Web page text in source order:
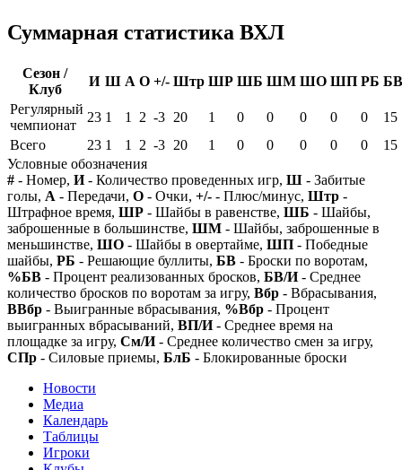
Суммарная статистика ВХЛ
Сезон /
Клуб
И Ш А О +/- Штр ШР ШБ ШМ ШО ШП РБ БВ
Регулярный
чемпионат
23 1 1 2 -3 20 1 0 0 0 0 0
15
Всего
23 1 1 2 -3 20 1 0 0 0 0 0
15
Условные обозначения
# - Номер, И- Количество проведенных игр, Ш - Забитые
голы, А - Передачи, О - Очки, +/- - Плюс/минус, Штр -
Штрафное время, ШР - Шайбы в равенстве, ШБ - Шайбы,
заброшенные в большинстве, ШМ - Шайбы, заброшенные в
меньшинстве, ШО - Шайбы в овертайме, ШП - Победные
шайбы, РБ - Решающие буллиты, БВ - Броски по воротам,
%БВ - Процент реализованных бросков, БВ/И- Среднее
количество бросков по воротам за игру, Вбр - Вбрасывания,
ВВбр - Выигранные вбрасывания, %Вбр - Процент
выигранных вбрасываний, ВП/И- Среднее время на
площадке за игру, См/И- Среднее количество смен за игру,
СПр - Силовые приемы, БлБ - Блокированные броски
Новости
Медиа
Календарь
Таблицы
Игроки